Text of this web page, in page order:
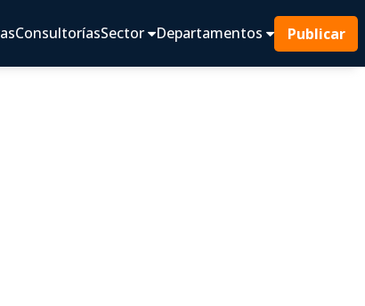
ConsultoríasSector Departamentos Publicar